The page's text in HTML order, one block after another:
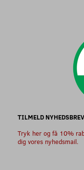
TILMELD NYHEDSBREV
Tryk her og få 10%
dig vores nyhedsmail.